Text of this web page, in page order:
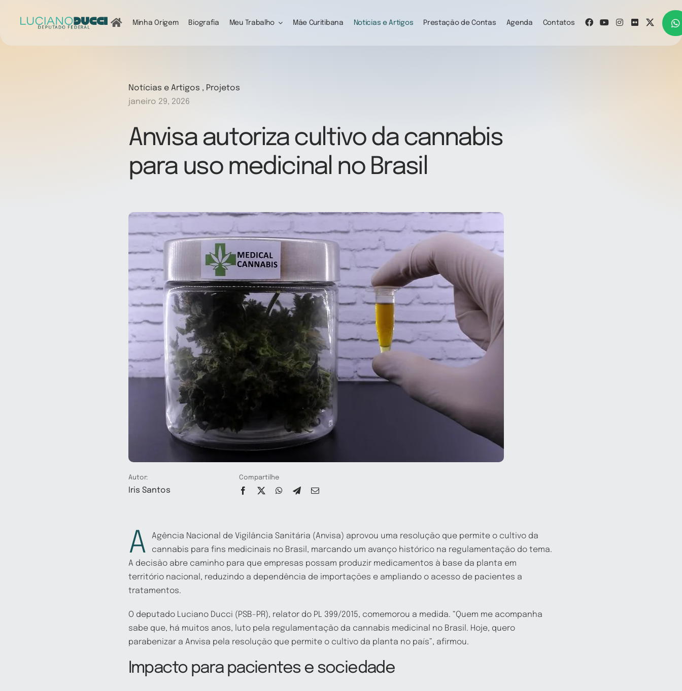
conteúdo
Minha Origem Biografia Meu Trabalho Mãe Curitibana Notícias e Artigos Prestação de Contas Agenda Contatos
Notícias e Artigos , Projetos
janeiro 29, 2026
Anvisa autoriza cultivo da cannabis
para uso medicinal no Brasil
Autor:
Iris Santos
Compartilhe
A
Agência Nacional de Vigilância Sanitária (Anvisa) aprovou uma resolução que permite o cultivo da
cannabis para fins medicinais no Brasil, marcando um avanço histórico na regulamentação do tema.
A decisão abre caminho para que empresas possam produzir medicamentos à base da planta em
território nacional, reduzindo a dependência de importações e ampliando o acesso de pacientes a
tratamentos.
O deputado Luciano Ducci (PSB-PR), relator do PL 399/2015, comemorou a medida. “Quem me acompanha
sabe que, há muitos anos, luto pela regulamentação da cannabis medicinal no Brasil. Hoje, quero
parabenizar a Anvisa pela resolução que permite o cultivo da planta no país”, afirmou.
Impacto para pacientes e sociedade